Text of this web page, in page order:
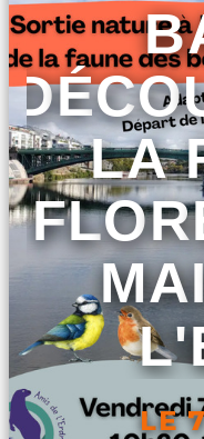
LA
LE